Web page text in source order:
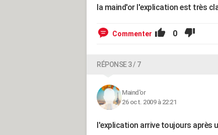
la maind'or l'explication est très
Commenter 0
RÉPONSE 3 / 7
Maind'or
26 oct. 2009 à 22:21
l'explication arrive toujours après